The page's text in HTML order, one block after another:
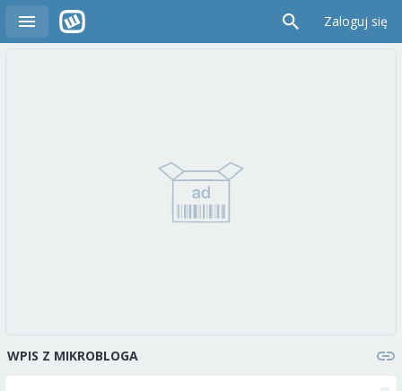
Zaloguj się
WPIS Z MIKROBLOGA